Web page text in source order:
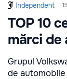
Independent
TOP 10
mărci de
Grupul
de